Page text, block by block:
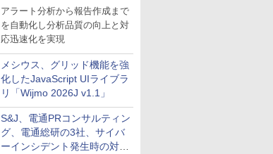
導入
アラート分析から報告作成まで
を自動化し分析品質の向上と対
応迅速化を実現
メシウス、グリッド機能を強
化したJavaScript UIライブラ
リ「Wijmo 2026J v1.1」
S&J、電通PRコンサルティン
グ、電通総研の3社、サイバ
ーインシデント発生時の対応